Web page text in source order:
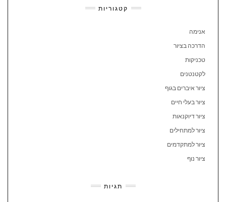
קטגוריות
אנימה
הדרכה בציור
טכניקות
לקטנטנים
ציור איברים בגוף
ציור בעלי חיים
ציור דיוקנאות
ציור למתחילים
ציור למתקדמים
ציור נוף
תגיות